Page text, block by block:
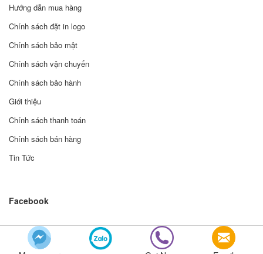
Hướng dẫn mua hàng
Chính sách đặt in logo
Chính sách bảo mật
Chính sách vận chuyển
Chính sách bảo hành
Giới thiệu
Chính sách thanh toán
Chính sách bán hàng
Tin Tức
Facebook
© Bản quyền thuộc về Bizmart Theme | Cung cấp bởi Sapo